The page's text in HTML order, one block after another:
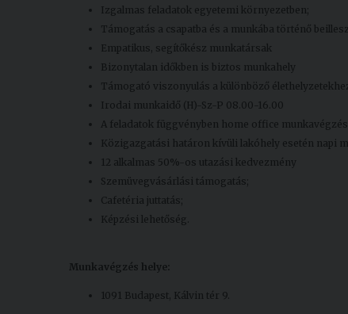
Izgalmas feladatok egyetemi környezetben;
Támogatás a csapatba és a munkába történő
Empatikus, segítőkész munkatársak
Bizonytalan időkben is biztos munkahely
Támogató viszonyulás a különböző
Irodai munkaidő (H)-Sz-P 08.00-16.00
A feladatok függvényben home office
Közigazgatási határon kívüli lakóhely esetén napi
12 alkalmas 50%-os utazási kedvezmény
Szemüvegvásárlási támogatás;
Cafetéria juttatás;
Képzési lehetőség.
Munkavégzés helye:
1091 Budapest, Kálvin tér 9.